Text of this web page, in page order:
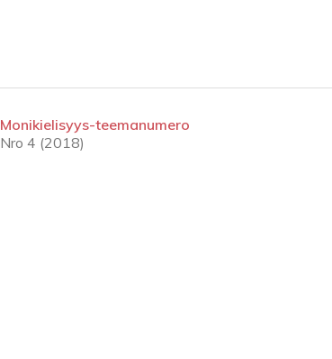
Monikielisyys-teemanumero
Nro 4 (2018)